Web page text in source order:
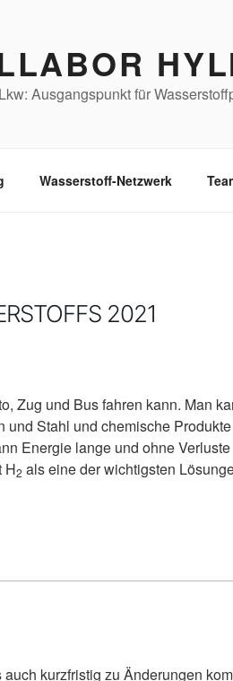
Ausgangspunkt für
Wasserstoff-Netzwerk
2021
Zug und Bus fahren kann. Man
und Stahl und chemische Produkte
Energie lange und ohne Verluste
H2 als eine der wichtigsten
kurzfristig zu Änderungen